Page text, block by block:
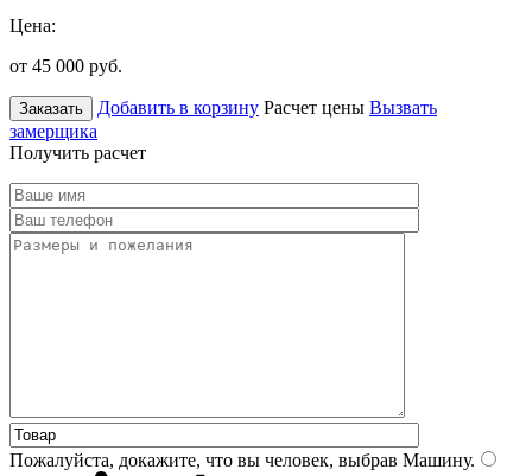
Цена:
от 45 000 руб.
Заказать Добавить в корзину Расчет цены Вызвать
замерщика
Получить расчет
Пожалуйста, докажите, что вы человек, выбрав Машину.